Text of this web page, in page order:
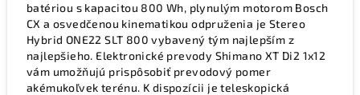
batériou s kapacitou 800 Wh, plynulým motorom Bosch
CX a osvedčenou kinematikou odpruženia je Stereo
Hybrid ONE22 SLT 800 vybavený tým najlepším z
najlepšieho. Elektronické prevody Shimano XT Di2 1x12
vám umožňujú prispôsobiť prevodový pomer
akémukoľvek terénu. K dispozícii je teleskopická